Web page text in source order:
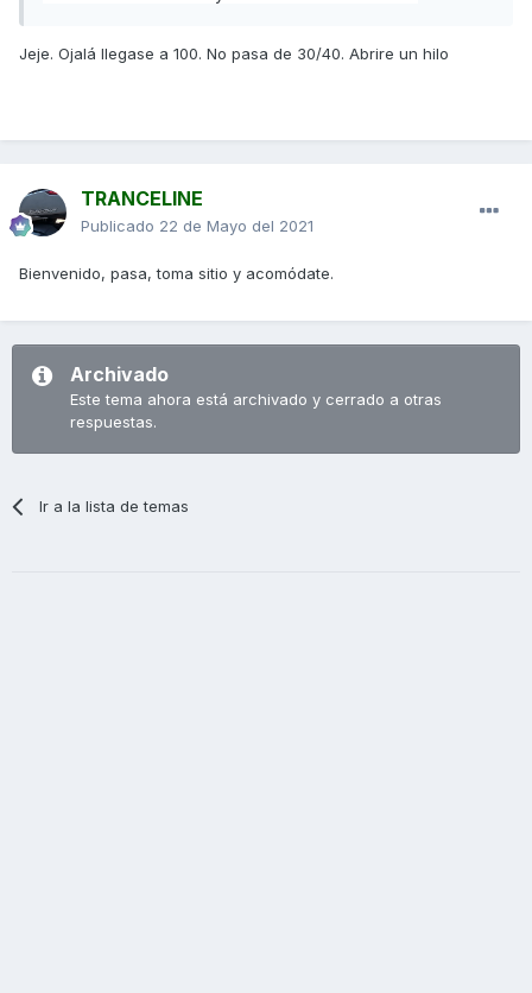
Jeje. Ojalá llegase a 100. No pasa de 30/40. Abrire un hilo
TRANCELINE
Publicado 22 de Mayo del 2021
Bienvenido, pasa, toma sitio y acomódate.
Archivado
Este tema ahora está archivado y cerrado a otras
respuestas.
Ir a la lista de temas